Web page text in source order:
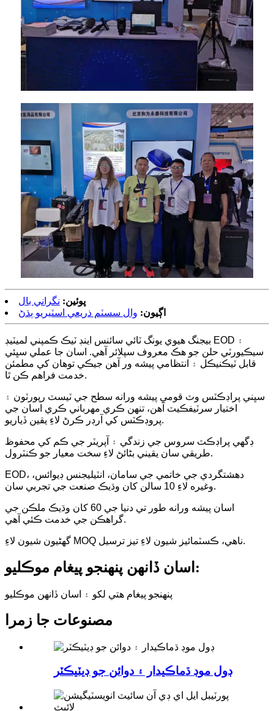
پوئين: نگراني بال
اڳيون: وال سسٽم ذريعي اسٽيريو ٻڌڻ
بيجنگ هيوي يونگ ٽائي سائنس اينڊ ٽيڪ ڪمپني لميٽيڊ EOD ۽
سيڪيورٽي حلن جو هڪ معروف سپلائر آهي. اسان جا عملي سڀئي
قابل ٽيڪنيڪل ۽ انتظامي پيشه ور آهن جيڪي توهان کي مطمئن
خدمت فراهم ڪن ٿا.
سڀني پراڊڪٽس وٽ قومي پيشه ورانه سطح جي ٽيسٽ رپورٽون ۽
اختيار سرٽيفڪيٽ آهن، تنهن ڪري مهرباني ڪري اسان جي
پروڊڪٽس کي آرڊر ڪرڻ لاءِ يقين ڏياريو.
ڊگھي پراڊڪٽ سروس جي زندگي ۽ آپريٽر جي ڪم کي محفوظ
طريقي سان يقيني بڻائڻ لاءِ سخت معيار جو ڪنٽرول.
EOD، دهشتگردي جي خاتمي جي سامان، انٽيليجنس ڊيوائس،
وغيره لاءِ 10 سالن کان وڌيڪ صنعت جي تجربي سان.
اسان پيشه ورانه طور تي دنيا جي 60 کان وڌيڪ ملڪن جي
گراهڪن جي خدمت ڪئي آهي.
گهڻيون شيون لاءِ MOQ ناهي، ڪسٽمائيز شيون لاءِ تيز ترسيل.
اسان ڏانهن پنهنجو پيغام موڪليو:
پنهنجو پيغام هتي لکو ۽ اسان ڏانهن موڪليو
مصنوعات جا زمرا
ڊول موڊ ڌماڪيدار ۽ دوائن جو ڊيٽيڪٽر